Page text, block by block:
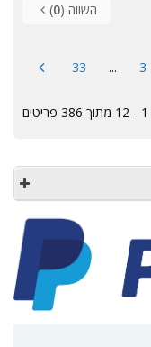
השווה (0
)
3
...
33